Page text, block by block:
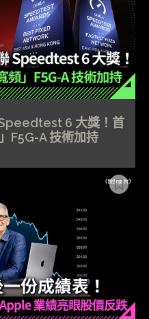
6 大獎！首
F5G-A 技術加持